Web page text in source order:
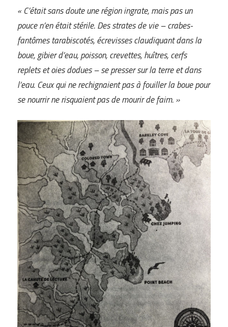
« C’était sans doute une région ingrate, mais pas un
pouce n’en était stérile. Des strates de vie – crabes-
fantômes tarabiscotés, écrevisses claudiquant dans la
boue, gibier d’eau, poisson, crevettes, huîtres, cerfs
replets et oies dodues – se presser sur la terre et dans
l’eau. Ceux qui ne rechignaient pas à fouiller la boue pour
se nourrir ne risquaient pas de mourir de faim. »